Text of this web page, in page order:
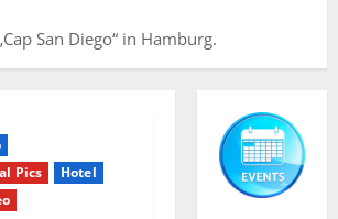
San Diego“ in Hamburg.
Pics
Hotel